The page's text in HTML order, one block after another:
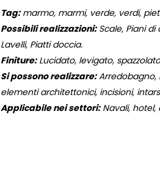
Tag:marmo, marmi, verde, verdi,
Possibili realizzazioni:Scale, Piani di
Lavelli, Piatti doccia.
Finiture:Lucidato, levigato,
Si possono realizzare:Arredobagno,
elementi architettonici, incisioni,
Applicabile nei settori:Navali, hotel,